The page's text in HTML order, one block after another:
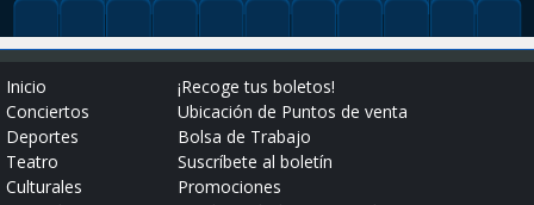
Inicio
Conciertos
Deportes
Teatro
Culturales
¡Recoge tus boletos!
Ubicación de Puntos de venta
Bolsa de Trabajo
Suscríbete al boletín
Promociones